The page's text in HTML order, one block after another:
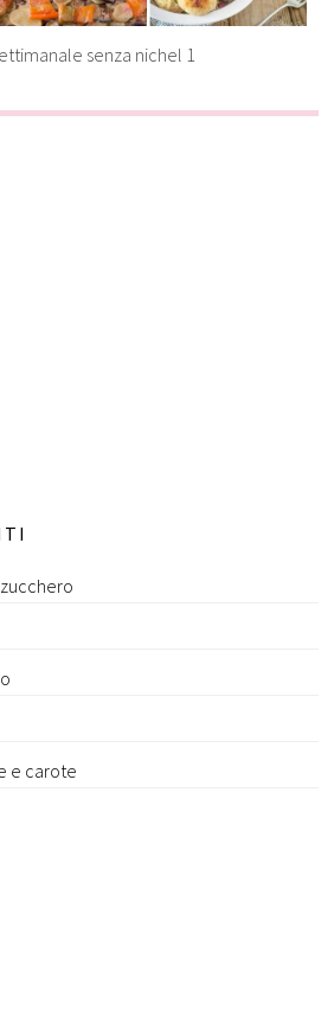
senza nichel 1
e carote